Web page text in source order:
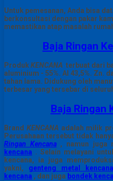
Untuk pemesanan, Anda bisa
berkonsultasi dengan pakar
memastikan atap masalah
Baja Ringan
ProdukKENCANA terbuat dari
aluminium - 55%. Al 43,5%. Zn.
tahan lama. Didukung oleh
terbesar yang tersebar di
Baja Ringan
Brand KENCANAadalah milik
Perusahaan tersebut tidak
Ringan Kencana, namun juga
kencana . Selain melayani
kencana, ia juga
yakni, genteng metal kencana
kencana , dan juga bondek